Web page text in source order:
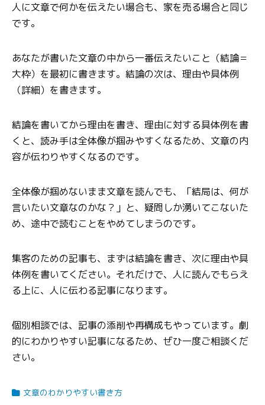
人に文章で何かを伝えたい場合も、家を売る場合と同じ
です。
あなたが書いた文章の中から一番伝えたいこと（結論＝
大枠）を最初に書きます。結論の次は、理由や具体例
（詳細）を書きます。
結論を書いてから理由を書き、理由に対する具体例を書
くと、読み手は全体像が掴みやすくなるため、文章の内
容が伝わりやすくなるのです。
全体像が掴めないまま文章を読んでも、「結局は、何が
言いたい文章なのかな？」と、疑問しか湧いてこないた
め、途中で読むことをやめてしまうのです。
集客のための記事も、まずは結論を書き、次に理由や具
体例を書いてください。それだけで、人に読んでもらえ
る上に、人に伝わる記事になります。
個別相談では、記事の添削や再構成もやっています。劇
的にわかりやすい記事になるため、ぜひ一度ご相談くだ
さい。
文章のわかりやすい書き方